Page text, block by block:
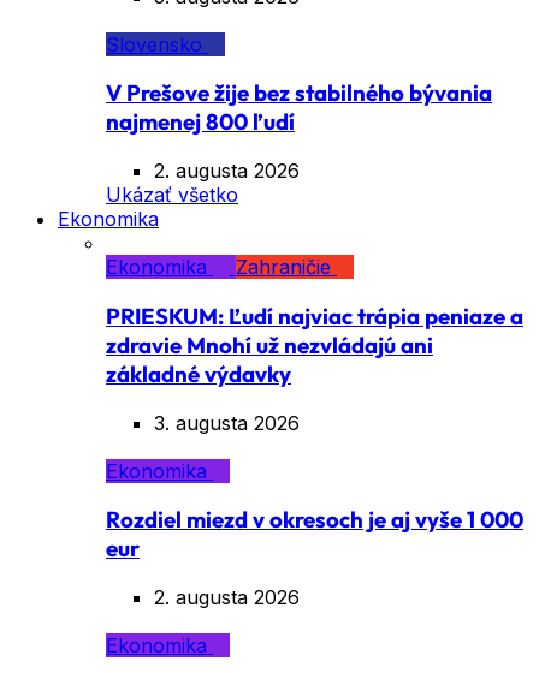
Slovensko
V Prešove žije bez stabilného bývania
najmenej 800 ľudí
2. augusta 2026
Ukázať všetko
Ekonomika
Ekonomika
Zahraničie
PRIESKUM: Ľudí najviac trápia peniaze a
zdravie Mnohí už nezvládajú ani
základné výdavky
3. augusta 2026
Ekonomika
Rozdiel miezd v okresoch je aj vyše 1 000
eur
2. augusta 2026
Ekonomika